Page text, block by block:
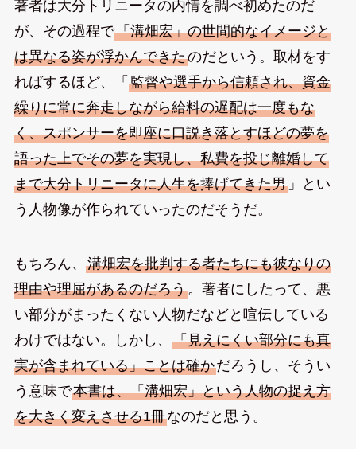
著者は大分トリニータの内情を調べ初めたのだ
が、その過程で「溝畑宏」の世間的なイメージと
は異なる姿が浮かんできたのだという。取材をす
ればするほど、「 監督や選手から信頼され、資金
繰りに常に奔走しながら給料の遅配は一度もな
く、スポンサーを即座に口説き落とすほどの夢を
語った上でその夢を実現し、私費を投じ離婚して
まで大分トリニータに人生を捧げてきた男」とい
う人物像が作られていったのだそうだ。
もちろん、 溝畑宏を批判する者たちにも彼なりの
理由や理屈があるのだろう。著者にしたって、悪
い部分がまったくない人物だなどと喧伝している
わけではない。しかし、 「見えにくい部分にも真
実が含まれている」ことは確かだろうし、そうい
う意味で本書は、「溝畑宏」という人物の捉え方
を大きく変えさせる1冊なのだと思う。